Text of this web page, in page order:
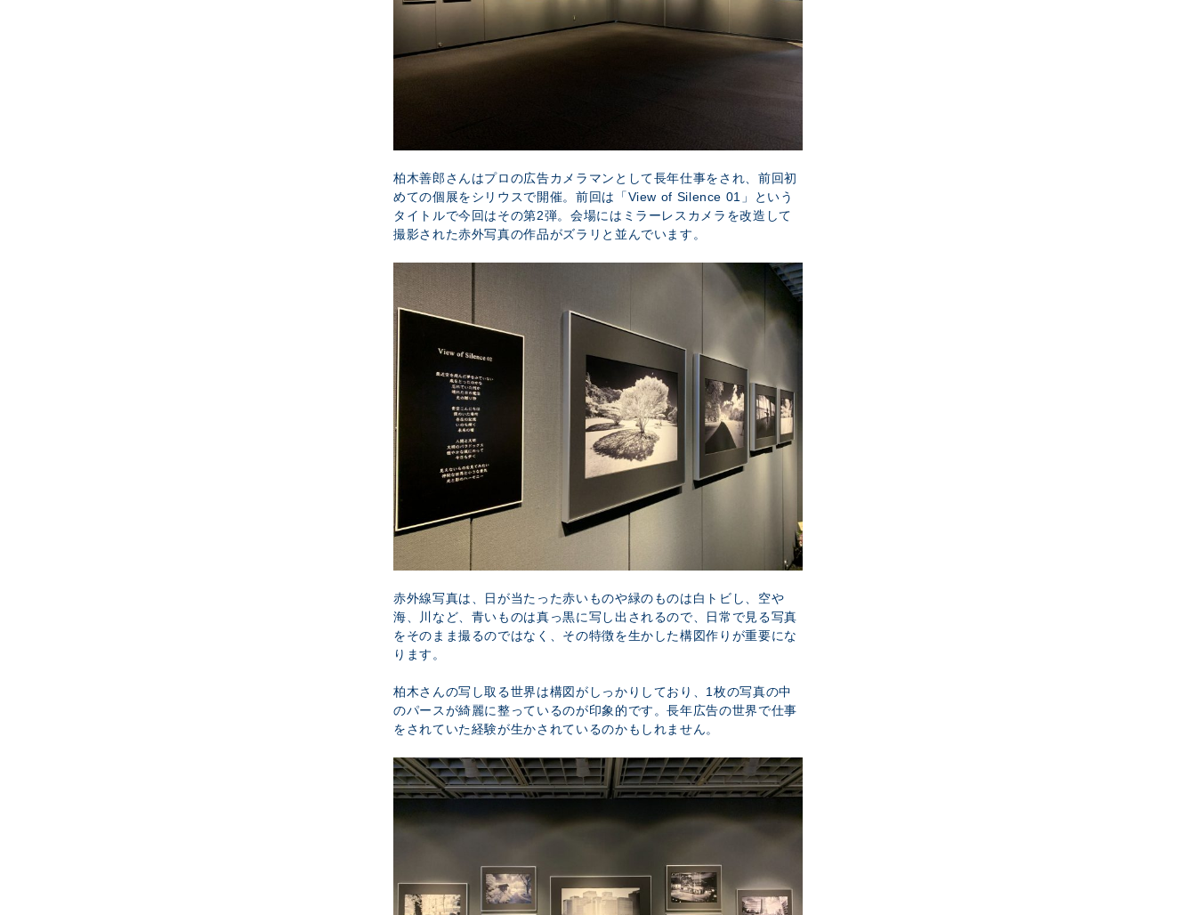
柏木善郎さんはプロの広告カメラマンとして長年仕事をされ、前回初
めての個展をシリウスで開催。前回は「View of Silence 01」という
タイトルで今回はその第2弾。会場にはミラーレスカメラを改造して
撮影された赤外写真の作品がズラリと並んでいます。
赤外線写真は、日が当たった赤いものや緑のものは白トビし、空や
海、川など、青いものは真っ黒に写し出されるので、日常で見る写真
をそのまま撮るのではなく、その特徴を生かした構図作りが重要にな
ります。
柏木さんの写し取る世界は構図がしっかりしており、1枚の写真の中
のパースが綺麗に整っているのが印象的です。長年広告の世界で仕事
をされていた経験が生かされているのかもしれません。